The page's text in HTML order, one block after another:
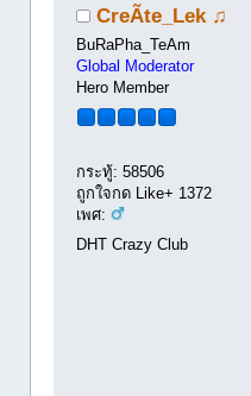
CreÃte_Lek ♫
BuRaPha_TeAm
Global Moderator
Hero Member
กระทู้: 58506
ถูกใจกด Like+ 1372
เพศ:
DHT Crazy Club